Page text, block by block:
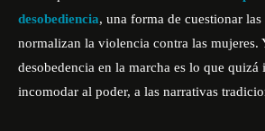
desobediencia, una forma de cuestionar las
normalizan la violencia contra las mujeres.
desobedencia en la marcha es lo que quizá
incomodar al poder, a las narrativas